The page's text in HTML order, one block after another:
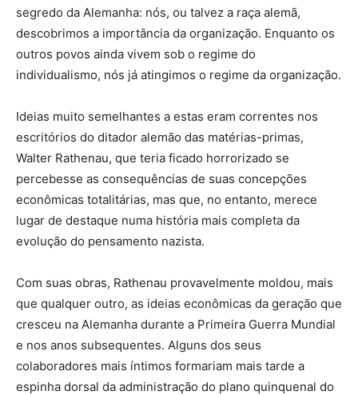
segredo da Alemanha: nós, ou talvez a raça alemã,
descobrimos a importância da organização. Enquanto os
outros povos ainda vivem sob o regime do
individualismo, nós já atingimos o regime da organização.
Ideias muito semelhantes a estas eram correntes nos
escritórios do ditador alemão das matérias-primas,
Walter Rathenau, que teria ficado horrorizado se
percebesse as consequências de suas concepções
econômicas totalitárias, mas que, no entanto, merece
lugar de destaque numa história mais completa da
evolução do pensamento nazista.
Com suas obras, Rathenau provavelmente moldou, mais
que qualquer outro, as ideias econômicas da geração que
cresceu na Alemanha durante a Primeira Guerra Mundial
e nos anos subsequentes. Alguns dos seus
colaboradores mais íntimos formariam mais tarde a
espinha dorsal da administração do plano quinquenal do